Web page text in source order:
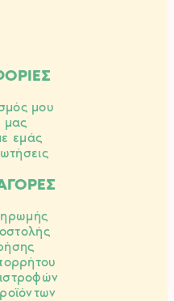
μου
μας
εμάς